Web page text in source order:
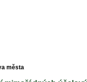
města